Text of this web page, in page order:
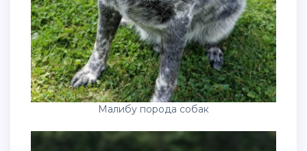
Малибу порода собак